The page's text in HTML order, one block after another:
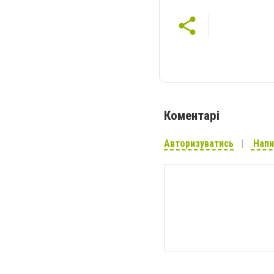
Коментарі
Авторизуватись